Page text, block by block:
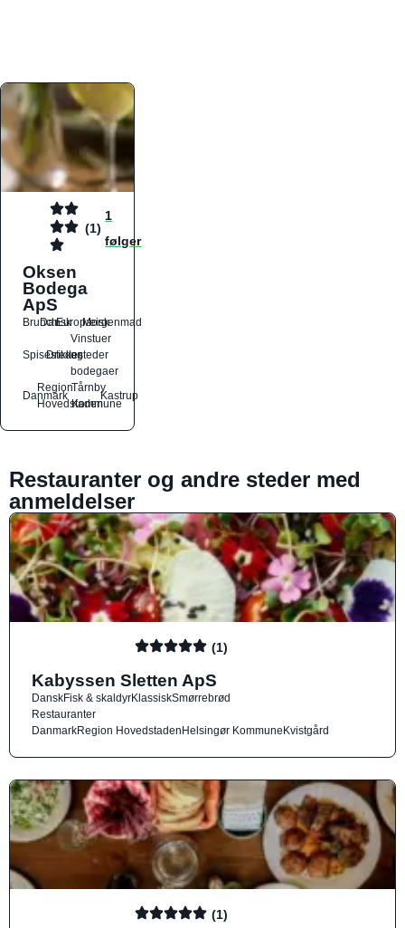
(1)
1
følger
Oksen
Bodega
ApS
Brunch
DanskEuropæiskMorgenmad
Spisesteder
Drikkesteder
Vinstuer
og
bodegaer
Danmark
Region
Hovedstaden
Tårnby
Kommune
Kastrup
Restauranter og andre steder med
anmeldelser
(1)
Kabyssen Sletten ApS
DanskFisk & skaldyrKlassiskSmørrebrød
Restauranter
DanmarkRegion HovedstadenHelsingør KommuneKvistgård
(1)